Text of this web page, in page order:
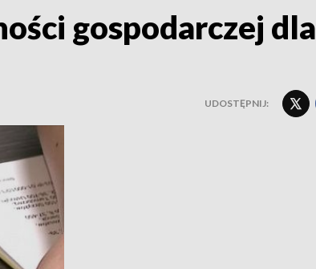
gospodarczej dla
UDOSTĘPNIJ: